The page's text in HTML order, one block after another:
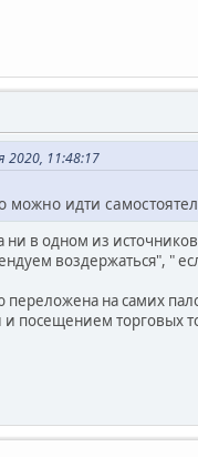
11:48:17
можно идти
ни в одном из
воздержаться", "
переложена на самих
и посещением торговых